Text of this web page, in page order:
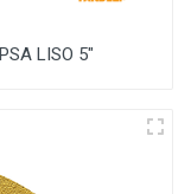
LISO 5"